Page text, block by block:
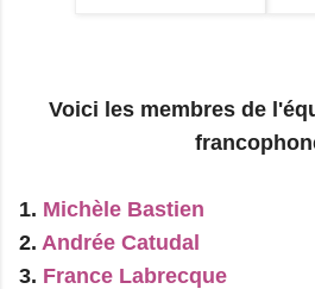
Voici les membres de
1. Michèle Bastien
2. Andrée Catudal
3. France Labrecque